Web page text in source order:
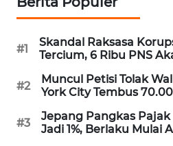
#1
Skandal Raksasa
Tercium, 6 Ribu PNS
#2
Muncul Petisi Tolak
York City Tembus
#3
Jepang Pangkas
Jadi 1%, Berlaku Mulai
MAWAKA
NET
PLN
WATCH